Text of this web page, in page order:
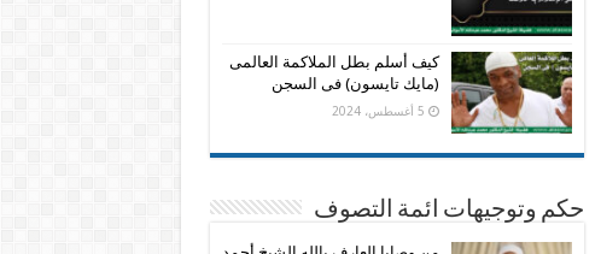
كيف أسلم بطل الملاكمة العالمى
(مايك تايسون) فى السجن
5 أغسطس، 2024
حكم وتوجيهات ائمة التصوف